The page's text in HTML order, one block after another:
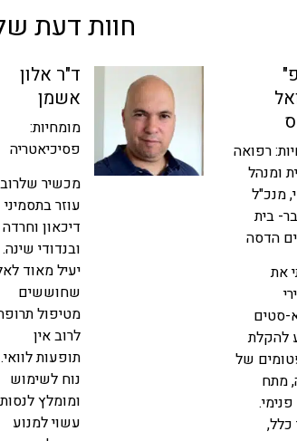
חוות דעת
רפואה
ומנהל
מנכ"ל
בית
הדסה
את
סטים
להקלת
של
מתח
כלל,
ד"ר אלון
אשמן
מומחיות:
פסיכיאטריה
מכשיר שלרוב
עוזר בתסמיני
דיכאון וחרדה
ובנדודי שינה.
יעיל מאוד
שחוששים
מטיפול
לרוב אין
תופעות לוואי.
נוח לשימוש
ומומלץ
עשוי למנוע